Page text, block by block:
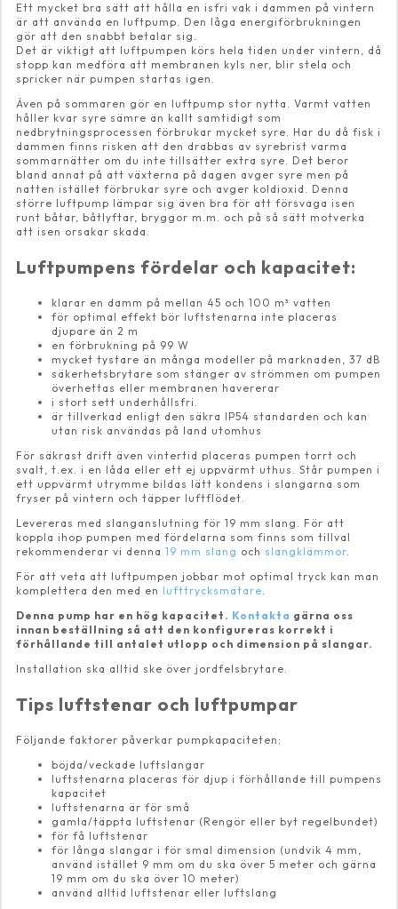
Ett mycket bra sätt att hålla en isfri vak i dammen på vintern
är att använda en luftpump. Den låga energiförbrukningen
gör att den snabbt betalar sig.
Det är viktigt att luftpumpen körs hela tiden under vintern, då
stopp kan medföra att membranen kyls ner, blir stela och
spricker när pumpen startas igen.
Även på sommaren gör en luftpump stor nytta. Varmt vatten
håller kvar syre sämre än kallt samtidigt som
nedbrytningsprocessen förbrukar mycket syre. Har du då fisk i
dammen finns risken att den drabbas av syrebrist varma
sommarnätter om du inte tillsätter extra syre. Det beror
bland annat på att växterna på dagen avger syre men på
natten istället förbrukar syre och avger koldioxid. Denna
större luftpump lämpar sig även bra för att försvaga isen
runt båtar, båtlyftar, bryggor m.m. och på så sätt motverka
att isen orsakar skada.
Luftpumpens fördelar och kapacitet:
klarar en damm på mellan 45 och 100 m³ vatten
för optimal effekt bör luftstenarna inte placeras
djupare än 2 m
en förbrukning på 99 W
mycket tystare än många modeller på marknaden, 37 dB
säkerhetsbrytare som stänger av strömmen om pumpen
överhettas eller membranen havererar
i stort sett underhållsfri.
är tillverkad enligt den säkra IP54 standarden och kan
utan risk användas på land utomhus
För säkrast drift även vintertid placeras pumpen torrt och
svalt, t.ex. i en låda eller ett ej uppvärmt uthus. Står pumpen i
ett uppvärmt utrymme bildas lätt kondens i slangarna som
fryser på vintern och täpper luftflödet.
Levereras med slanganslutning för 19 mm slang. För att
koppla ihop pumpen med fördelarna som finns som tillval
rekommenderar vi denna 19 mm slang och slangklämmor
För att veta att luftpumpen jobbar mot optimal tryck kan man
komplettera den med en lufttrycksmätare
Denna pump har en hög kapacitet. Kontakta gärna oss
innan beställning så att den konfigureras korrekt i
förhållande till antalet utlopp och dimension på slangar.
Installation ska alltid ske över jordfelsbrytare.
Tips luftstenar och luftpumpar
Följande faktorer påverkar pumpkapaciteten:
böjda/veckade luftslangar
luftstenarna placeras för djup i förhållande till pumpens
kapacitet
luftstenarna är för små
gamla/täppta luftstenar (Rengör eller byt regelbundet)
för få luftstenar
för långa slangar i för smal dimension (undvik 4 mm,
använd istället 9 mm om du ska över 5 meter och gärna
19 mm om du ska över 10 meter)
använd alltid luftstenar eller luftslang